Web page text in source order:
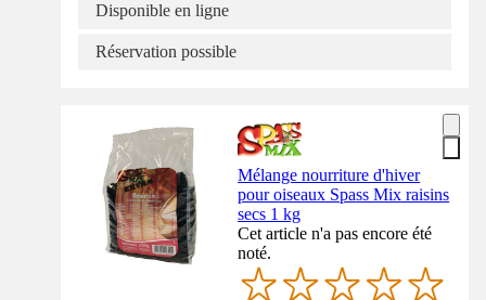
Disponible en ligne
Réservation possible
Mélange nourriture d'hiver
pour oiseaux Spass Mix raisins
secs 1 kg
Cet article n'a pas encore été
noté.